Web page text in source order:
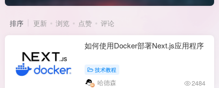
排序 更新 浏览 点赞 评论
如何使用Docker部署Next.js应用程序
技术教程
哈德森 2484